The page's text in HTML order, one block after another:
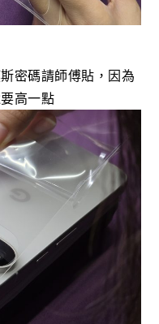
密碼請師傅貼，因為
高一點